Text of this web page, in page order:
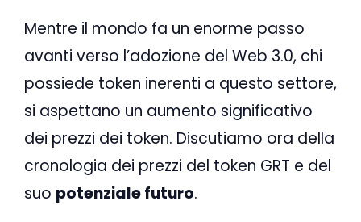
Mentre il mondo fa un enorme passo
avanti verso l’adozione del Web 3.0, chi
possiede token inerenti a questo settore,
si aspettano un aumento significativo
dei prezzi dei token. Discutiamo ora della
cronologia dei prezzi del token GRT e del
suo potenziale futuro.